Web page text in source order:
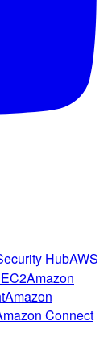
HubAWS
Amazon
Amazon
Connect